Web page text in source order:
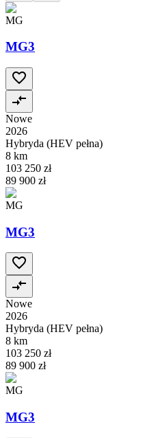
MG
MG3
Nowe
2026
Hybryda (HEV pełna)
8 km
103 250 zł
89 900 zł
MG
MG3
Nowe
2026
Hybryda (HEV pełna)
8 km
103 250 zł
89 900 zł
MG
MG3